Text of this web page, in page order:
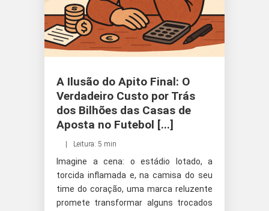
A Ilusão do Apito Final: O
Verdadeiro Custo por Trás
dos Bilhões das Casas de
Aposta no Futebol [...]
Leitura: 5 min
Imagine a cena: o estádio lotado, a
torcida inflamada e, na camisa do seu
time do coração, uma marca reluzente
promete transformar alguns trocados